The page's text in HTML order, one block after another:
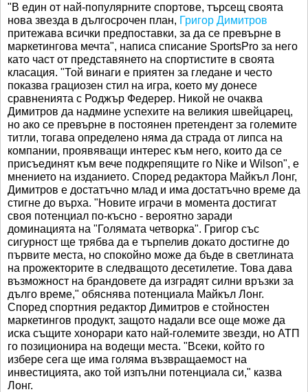
"В един от най-популярните спортове, търсещ своята
нова звезда в дългосрочен план, Григор Димитров
притежава всички предпоставки, за да се превърне в
маркетингова мечта", написа списание SportsPro за него
като част от представянето на спортистите в своята
класация. "Той винаги е приятен за гледане и често
показва грациозен стил на игра, което му донесе
сравненията с Роджър Федерер. Никой не очаква
Димитров да надмине успехите на великия швейцарец,
но ако се превърне в постоянен претендент за големите
титли, тогава определено няма да страда от липса на
компании, проявяващи интерес към него, които да се
присъединят към вече подкрепящите го Nike и Wilson", е
мнението на изданието. Според редактора Майкъл Лонг,
Димитров е достатъчно млад и има достатъчно време да
стигне до върха. "Новите играчи в момента достигат
своя потенциал по-късно - вероятно заради
доминацията на "Голямата четворка". Григор със
сигурност ще трябва да е търпелив докато достигне до
първите места, но спокойно може да бъде в светлината
на прожекторите в следващото десетилетие. Това дава
възможност на брандовете да изградят силни връзки за
дълго време," обяснява потенциала Майкъл Лонг.
Според спортния редактор Димитров е стойностен
маркетингов продукт, защото надали все още може да
иска същите хонорари като най-големите звезди, но АТП
го позиционира на водещи места. "Всеки, който го
избере сега ще има голяма възвращаемост на
инвестицията, ако той изпълни потенциала си," казва
Лонг.